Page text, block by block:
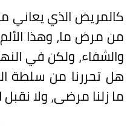
كالمريض الذي يعاني من
من مرض ما، وهذا
والشفاء، ولكن في
هل تحررنا من سلطة
ما زلنا مرضى، ولا